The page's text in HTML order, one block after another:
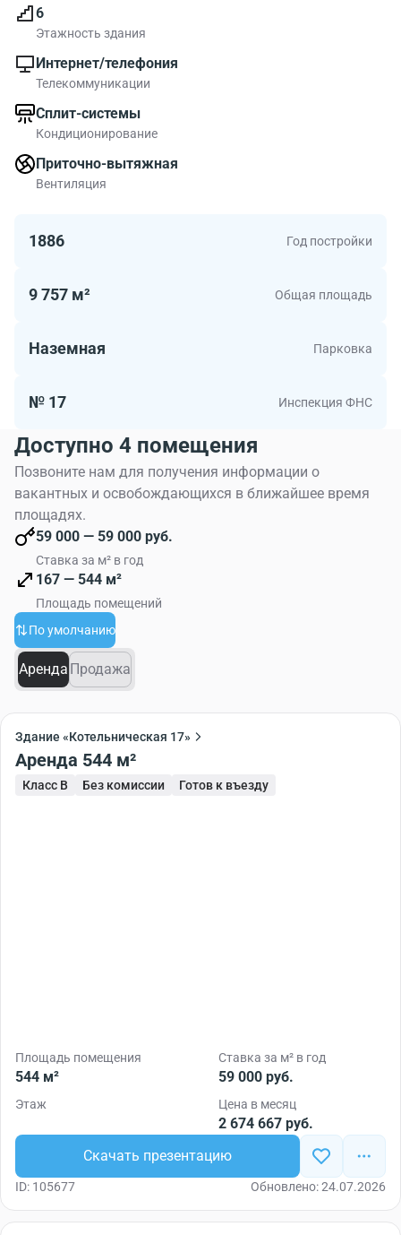
6
Этажность здания
Интернет/телефония
Телекоммуникации
Сплит-системы
Кондиционирование
Приточно-вытяжная
Вентиляция
1886 Год постройки
9 757 м² Общая площадь
Наземная Парковка
№ 17 Инспекция ФНС
Доступно 4 помещения
Позвоните нам для получения информации о
вакантных и освобождающихся в ближайшее время
площадях.
59 000 — 59 000 руб.
Ставка за м² в год
167 — 544 м²
Площадь помещений
По умолчанию
Аренда Продажа
Здание «Котельническая 17»
Аренда 544 м²
Класс B Без комиссии Готов к въезду
Площадь помещения
544 м²
Ставка за м² в год
59 000 руб.
Этаж Цена в месяц
2 674 667 руб.
Скачать презентацию
ID: 105677 Обновлено: 24.07.2026